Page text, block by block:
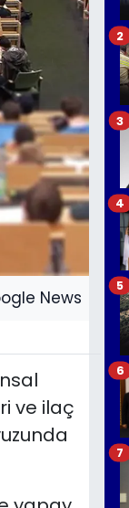
ve ilaç
2
3
4
5
6
7